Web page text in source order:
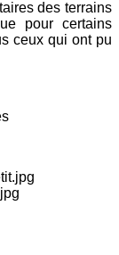
des terrains
pour certains
ceux qui ont pu